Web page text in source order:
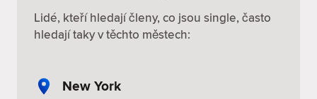
Lidé, kteří hledají členy, co jsou single, často
hledají taky v těchto městech:
New York